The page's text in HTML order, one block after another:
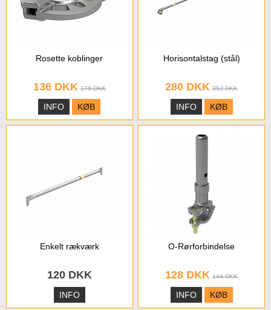
Rosette koblinger
136 DKK 176 DKK
INFO KØB
Horisontalstag (stål)
280 DKK 352 DKK
INFO KØB
Enkelt rækværk
120 DKK
INFO
O-Rørforbindelse
128 DKK 144 DKK
INFO KØB